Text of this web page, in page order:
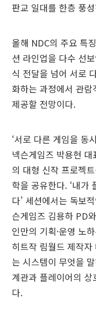
판교 일대를 한층 풍
올해 NDC의 주요 특
션 라인업을 다수 선
식 전달을 넘어 서로
화하는 과정에서 관
제공할 전망이다.
‘서로 다른 게임을 동
넥슨게임즈 박용현
의 대형 신작 프로젝
학을 공유한다. ‘내가
다’ 세션에서는 독보
슨게임즈 김용하 PD
인만의 기획·운영 노
히트작 림월드 제작자
는 시스템이 무엇을
계관과 플레이어의
다.